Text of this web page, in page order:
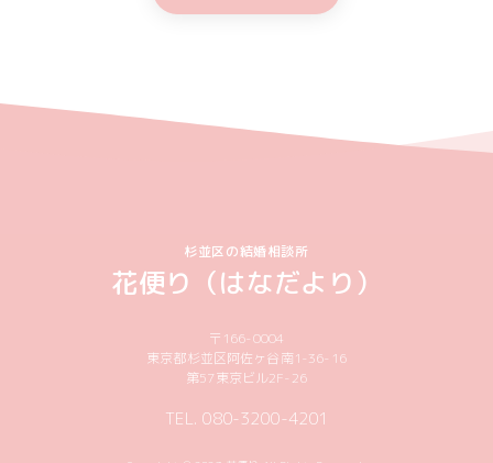
杉並区の結婚相談所
花便り（はなだより）
〒166-0004
東京都杉並区阿佐ヶ谷南1-36-16
第57東京ビル2F-26
TEL. 080-3200-4201